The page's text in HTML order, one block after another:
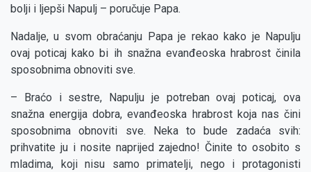
bolji i ljepši Napulj – poručuje Papa.
Nadalje, u svom obraćanju Papa je rekao kako je Napulju
ovaj poticaj kako bi ih snažna evanđeoska hrabrost činila
sposobnima obnoviti sve.
– Braćo i sestre, Napulju je potreban ovaj poticaj, ova
snažna energija dobra, evanđeoska hrabrost koja nas čini
sposobnima obnoviti sve. Neka to bude zadaća svih:
prihvatite ju i nosite naprijed zajedno! Činite to osobito s
mladima, koji nisu samo primatelji, nego i protagonisti